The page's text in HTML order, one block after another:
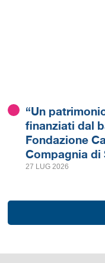
“Un
finanziati dal
Fondazione
Compagnia di
27 LUG 2026